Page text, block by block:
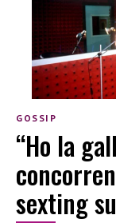
GOSSIP
“Ho la
sexting